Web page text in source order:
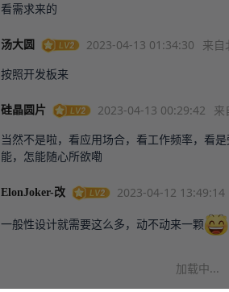
看需求来的
汤大圆 2023-04-13 01:34:30 来自
按照开发板来
硅晶圆片 2023-04-13 00:29:42 来
当然不是啦，看应用场合，看工作频率，看
能，怎能随心所欲嘞
ElonJoker-改 2023-04-12 13:49:14
一般性设计就需要这么多，动不动来一颗
加载中...